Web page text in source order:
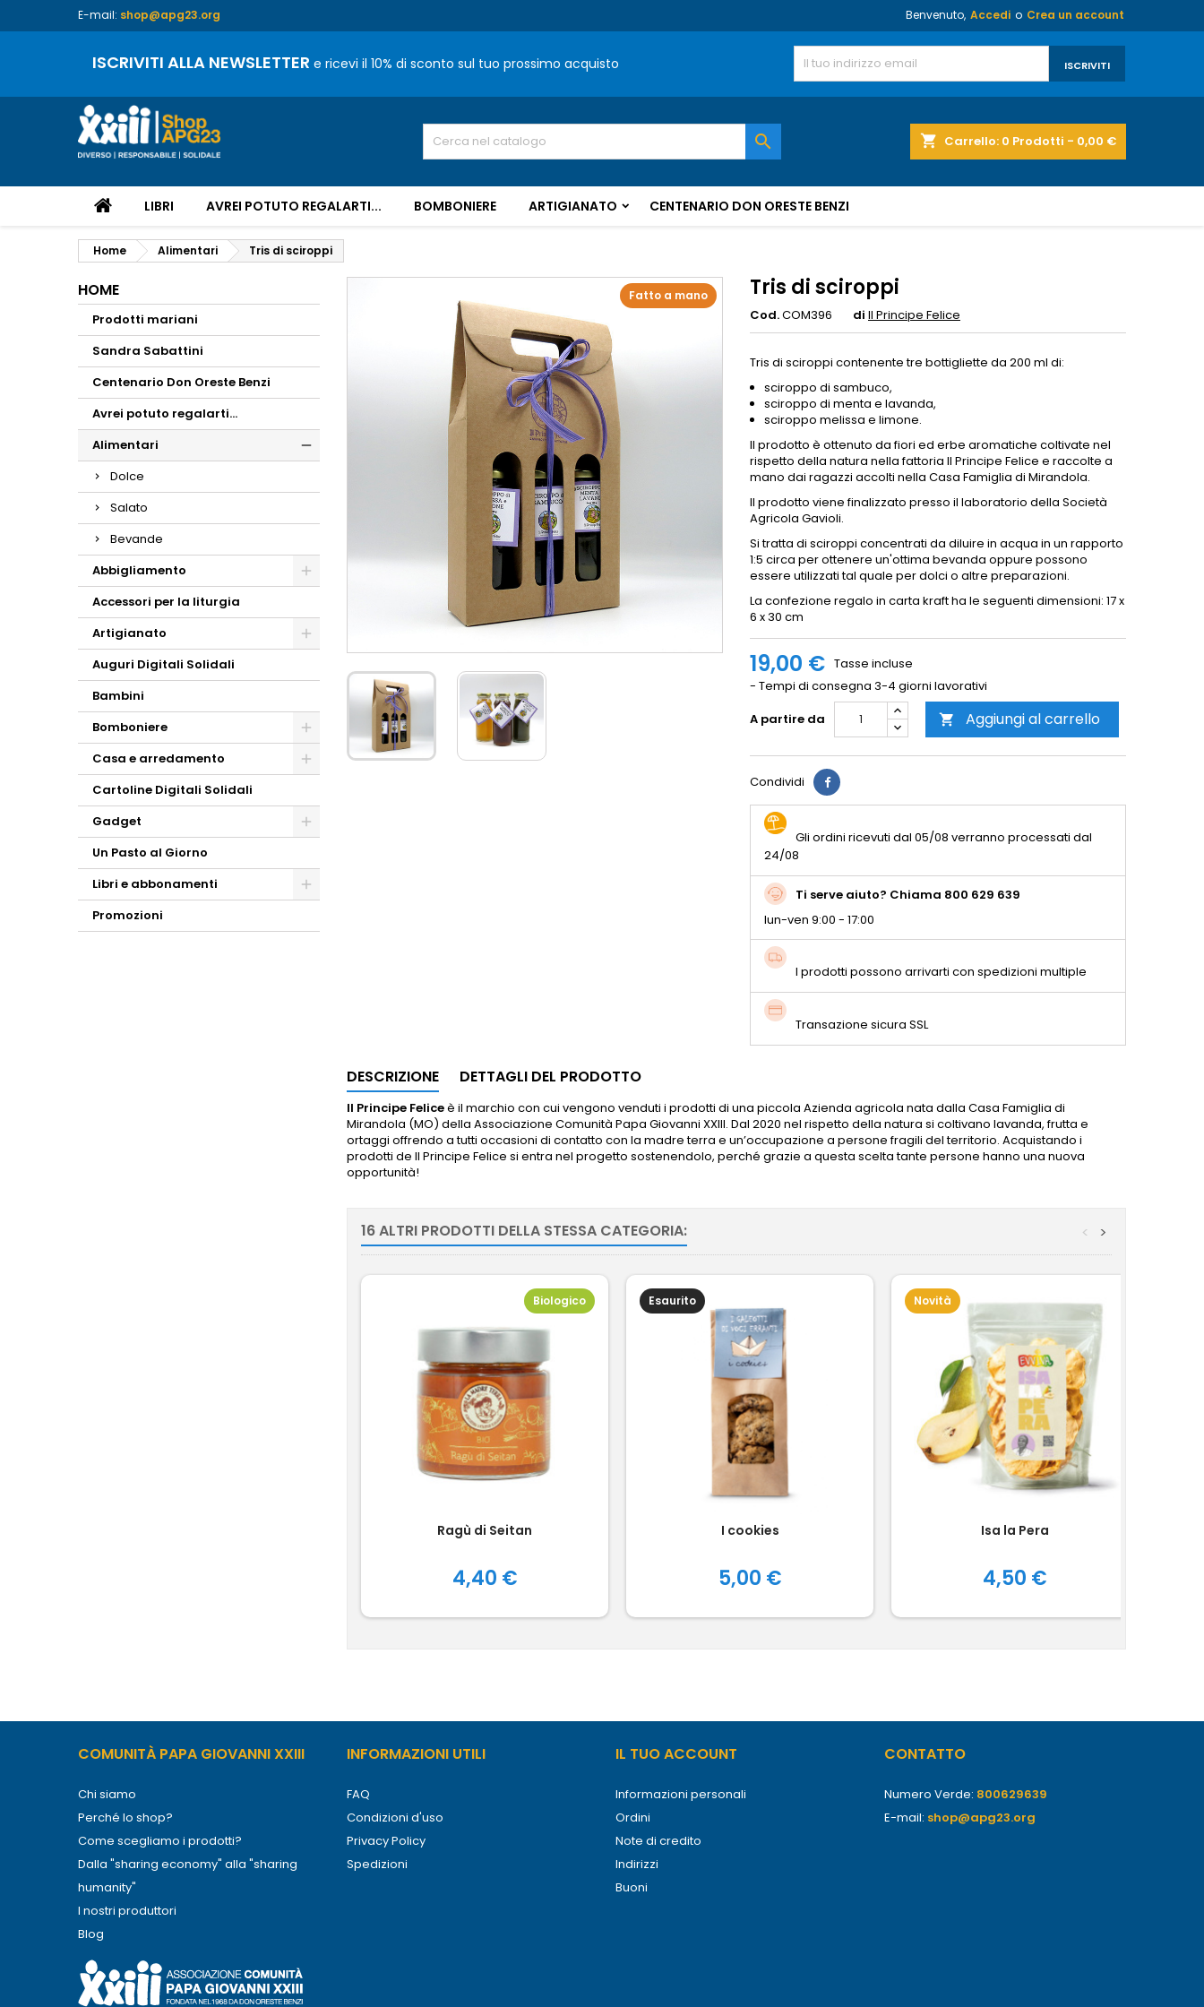
E-mail: shop@apg23.org Benvenuto, Accedi o Crea un account
ISCRIVITI ALLA NEWSLETTER e ricevi il 10% di sconto sul tuo prossimo acquisto
shopping_cart Carrello: 0 Prodotti - 0,00 €

LIBRI AVREI POTUTO REGALARTI... BOMBONIERE ARTIGIANATO CENTENARIO DON ORESTE BENZI
Home Alimentari Tris di sciroppi
HOME
Prodotti mariani
Sandra Sabattini
Centenario Don Oreste Benzi
Avrei potuto regalarti...
Alimentari
Dolce
Salato
Bevande
Abbigliamento
Accessori per la liturgia
Artigianato
Auguri Digitali Solidali
Bambini
Bomboniere
Casa e arredamento
Cartoline Digitali Solidali
Gadget
Un Pasto al Giorno
Libri e abbonamenti
Promozioni
Fatto a mano Tris di sciroppi
Cod.COM396 di Il Principe Felice
Tris di sciroppi contenente tre bottigliette da 200 ml di:
sciroppo di sambuco,
sciroppo di menta e lavanda,
sciroppo melissa e limone.
Il prodotto è ottenuto da fiori ed erbe aromatiche coltivate nel
rispetto della natura nella fattoria Il Principe Felice e raccolte a
mano dai ragazzi accolti nella Casa Famiglia di Mirandola.
Il prodotto viene finalizzato presso il laboratorio della Società
Agricola Gavioli.
Si tratta di sciroppi concentrati da diluire in acqua in un rapporto
1:5 circa per ottenere un'ottima bevanda oppure possono
essere utilizzati tal quale per dolci o altre preparazioni.
La confezione regalo in carta kraft ha le seguenti dimensioni: 17 x
6 x 30 cm
19,00 € Tasse incluse
- Tempi di consegna 3-4 giorni lavorativi
A partire da
 Aggiungi al carrello
Condividi
Gli ordini ricevuti dal 05/08 verranno processati dal
24/08
Ti serve aiuto? Chiama 800 629 639
lun-ven 9:00 - 17:00
I prodotti possono arrivarti con spedizioni multiple
Transazione sicura SSL
DESCRIZIONE DETTAGLI DEL PRODOTTO
Il Principe Feliceè il marchio con cui vengono venduti i prodotti di una piccola Azienda agricola nata dalla Casa Famiglia di
Mirandola (MO) della Associazione Comunità Papa Giovanni XXIII. Dal 2020 nel rispetto della natura si coltivano lavanda, frutta e
ortaggi offrendo a tutti occasioni di contatto con la madre terra e un’occupazione a persone fragili del territorio. Acquistando i
prodotti de Il Principe Felice si entra nel progetto sostenendolo, perché grazie a questa scelta tante persone hanno una nuova
opportunità!
16 ALTRI PRODOTTI DELLA STESSA CATEGORIA: >
<
Biologico
Ragù di Seitan
Prezzo
4,40 €
Esaurito
I cookies
Prezzo
5,00 €
Novità
Isa la Pera
Prezzo
4,50 €
COMUNITÀ PAPA GIOVANNI XXIII
Chi siamo
Perché lo shop?
Come scegliamo i prodotti?
Dalla "sharing economy" alla "sharing
humanity"
I nostri produttori
Blog
INFORMAZIONI UTILI
FAQ
Condizioni d'uso
Privacy Policy
Spedizioni
IL TUO ACCOUNT
Informazioni personali
Ordini
Note di credito
Indirizzi
Buoni
CONTATTO
Numero Verde: 800629639
E-mail: shop@apg23.org